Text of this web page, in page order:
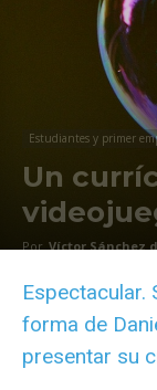
Estudiantes y primer
Un
Por Víctor Sánchez
Espectacular.
forma de
presentar su